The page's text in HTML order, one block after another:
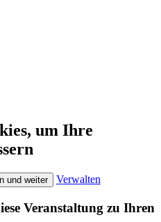
um Ihre
und weiter Verwalten
Veranstaltung zu Ihren